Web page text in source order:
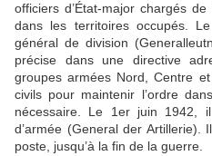
officiers d’État-major chargés
dans les territoires occupés.
général de division
précise dans une directive
groupes armées Nord, Centre
civils pour maintenir l’ordre
nécessaire. Le 1er juin 1942,
d’armée (General der Artillerie).
poste, jusqu’à la fin de la guerre.